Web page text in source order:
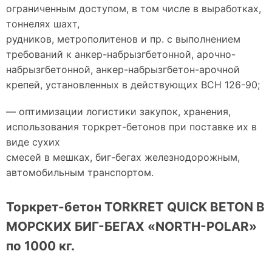
ограниченным доступом, в том числе в выработках,
тоннелях шахт,
рудников, метрополитенов и пр. с выполнением
требований к анкер-набрызгбетонной, арочно-
набрызгбетонной, анкер-набрызгбетон-арочной
крепей, установленных в действующих ВСН 126-90;
— оптимизации логистики закупок, хранения,
использования торкрет-бетонов при поставке их в
виде сухих
смесей в мешках, биг-бегах железнодорожным,
автомобильным транспортом.
Торкрет-бетон TORKRET QUICK BETON В
МОРСКИХ БИГ-БЕГАХ «NORTH-POLAR»
по 1000 кг.